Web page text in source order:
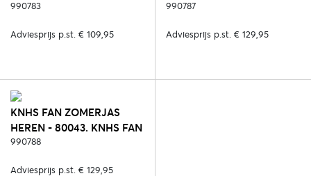
POLYGIENE - 80043. KNHS
990783
Adviesprijs p.st. € 109,95
KNHS FAN NL
990787
Adviesprijs p.st. € 129,95
KNHS FAN ZOMERJAS
HEREN - 80043. KNHS FAN
NL
990788
Adviesprijs p.st. € 129,95